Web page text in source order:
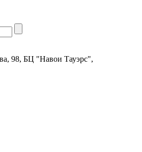
98, БЦ "Навои Тауэрс",